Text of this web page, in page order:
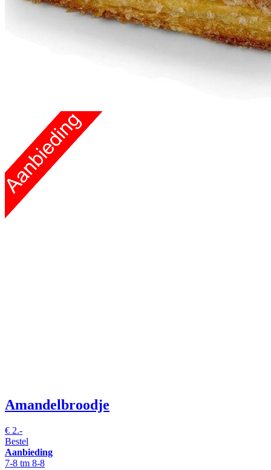
Amandelbroodje
€ 2.-
Bestel
Aanbieding
7-8 tm 8-8